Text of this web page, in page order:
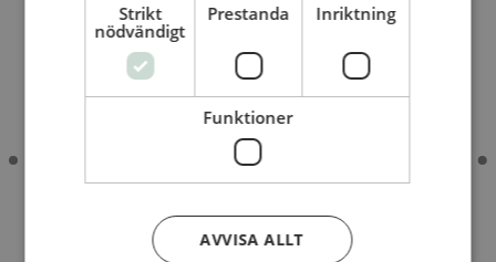
www.bilda.nu
Strikt
nödvändigt
Prestanda Inriktning
Funktioner
AVVISA ALLT